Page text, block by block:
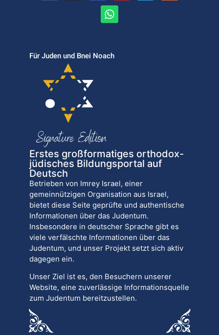
Für Juden und Bnei Noach
Erstes großformatiges orthodox-
jüdisches Bildungsportal auf
Deutsch
Betrieben von Imrey Israel, einer
gemeinnützigen Organisation aus Israel,
bietet diese Seite geprüfte und authentische
Informationen über das Judentum.
Insbesondere in deutscher Sprache gibt es
viele verfälschte Informationen über das
Judentum, und unser Projekt setzt sich aktiv
dagegen ein.
Unser Ziel ist es, den Besuchern unserer
Website, eine zuverlässige Informationsquelle
zum Judentum bereitzustellen.